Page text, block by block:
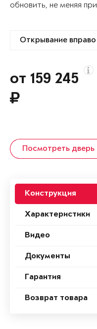
обновить, не меняя
от 159 245
Посмотреть дверь
Конструкция
Характеристики
Видео
Документы
Гарантия
Возврат товара